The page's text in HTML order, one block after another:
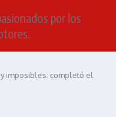
por los
imposibles: completó el